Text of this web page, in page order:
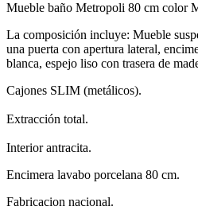
Mueble baño Metropoli 80 cm color
La composición incluye: Mueble
una puerta con apertura lateral,
blanca, espejo liso con trasera de
Cajones SLIM (metálicos).
Extracción total.
Interior antracita.
Encimera lavabo porcelana 80 cm.
Fabricacion nacional.